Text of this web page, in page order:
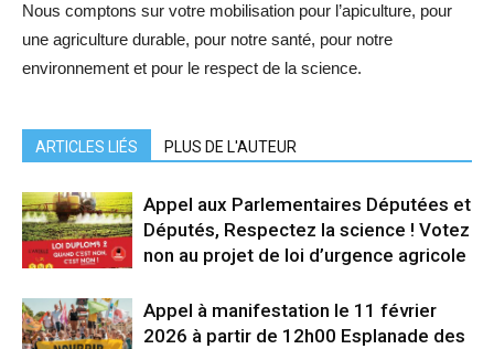
Nous comptons sur votre mobilisation pour l’apiculture, pour
une agriculture durable, pour notre santé, pour notre
environnement et pour le respect de la science.
ARTICLES LIÉS PLUS DE L'AUTEUR
Appel aux Parlementaires Députées et
Députés, Respectez la science ! Votez
non au projet de loi d’urgence agricole
Appel à manifestation le 11 février
2026 à partir de 12h00 Esplanade des